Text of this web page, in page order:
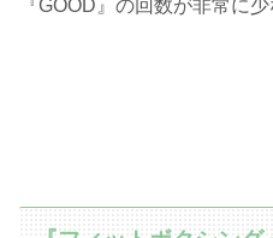
『GOOD』の回数が非常に